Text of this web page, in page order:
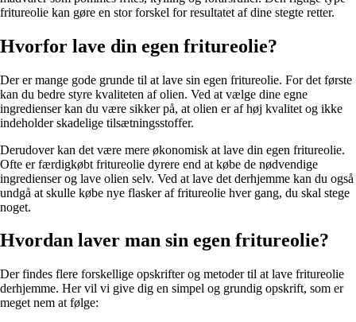
fritureolie kan gøre en stor forskel for resultatet af dine stegte retter.
Hvorfor lave din egen fritureolie?
Der er mange gode grunde til at lave sin egen fritureolie. For det første
kan du bedre styre kvaliteten af olien. Ved at vælge dine egne
ingredienser kan du være sikker på, at olien er af høj kvalitet og ikke
indeholder skadelige tilsætningsstoffer.
Derudover kan det være mere økonomisk at lave din egen fritureolie.
Ofte er færdigkøbt fritureolie dyrere end at købe de nødvendige
ingredienser og lave olien selv. Ved at lave det derhjemme kan du også
undgå at skulle købe nye flasker af fritureolie hver gang, du skal stege
noget.
Hvordan laver man sin egen fritureolie?
Der findes flere forskellige opskrifter og metoder til at lave fritureolie
derhjemme. Her vil vi give dig en simpel og grundig opskrift, som er
meget nem at følge: